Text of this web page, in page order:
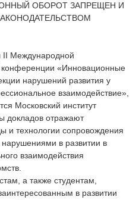
ОБОРОТ ЗАПРЕЩЕН И
II Международной
«Инновационные
нарушений развития у
взаимодействие»,
Московский институт
докладов отражают
и технологии сопровождения
в развитии в
взаимодействия
а также студентам,
в развитии